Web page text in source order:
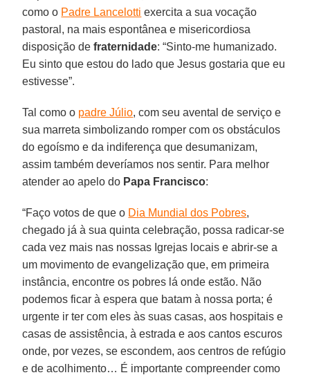
como o Padre Lancelotti exercita a sua vocação
pastoral, na mais espontânea e misericordiosa
disposição defraternidade: “Sinto-me humanizado.
Eu sinto que estou do lado que Jesus gostaria que eu
estivesse”.
Tal como o padre Júlio, com seu avental de serviço e
sua marreta simbolizando romper com os obstáculos
do egoísmo e da indiferença que desumanizam,
assim também deveríamos nos sentir. Para melhor
atender ao apelo do Papa Francisco:
“Faço votos de que o Dia Mundial dos Pobres,
chegado já à sua quinta celebração, possa radicar-se
cada vez mais nas nossas Igrejas locais e abrir-se a
um movimento de evangelização que, em primeira
instância, encontre os pobres lá onde estão. Não
podemos ficar à espera que batam à nossa porta; é
urgente ir ter com eles às suas casas, aos hospitais e
casas de assistência, à estrada e aos cantos escuros
onde, por vezes, se escondem, aos centros de refúgio
e de acolhimento… É importante compreender como